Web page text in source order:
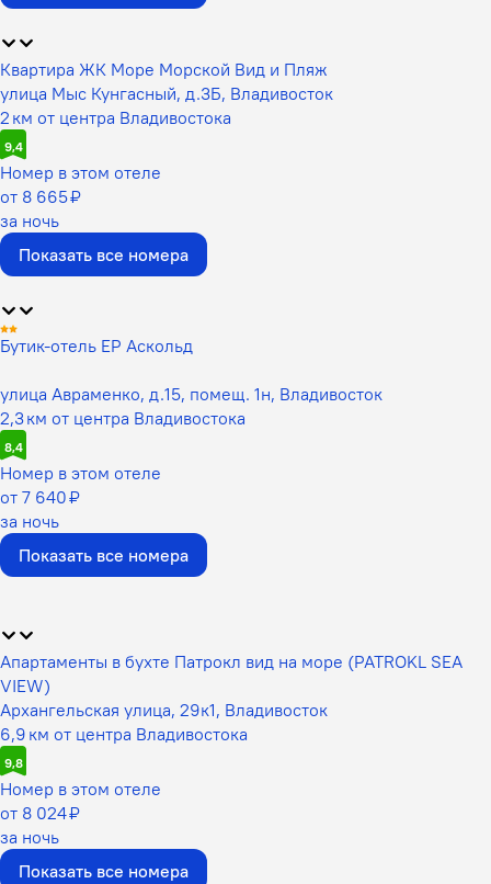
Квартира ЖК Море Морской Вид и Пляж
улица Мыс Кунгасный, д.3Б, Владивосток
2 км от центра Владивостока
9,4
Номер в этом отеле
от 8 665 ₽
за ночь
Показать все номера
Бутик-отель EP Аскольд
улица Авраменко, д.15, помещ. 1н, Владивосток
2,3 км от центра Владивостока
8,4
Номер в этом отеле
от 7 640 ₽
за ночь
Показать все номера
Апартаменты в бухте Патрокл вид на море (PATROKL SEA
VIEW)
Архангельская улица, 29к1, Владивосток
6,9 км от центра Владивостока
9,8
Номер в этом отеле
от 8 024 ₽
за ночь
Показать все номера